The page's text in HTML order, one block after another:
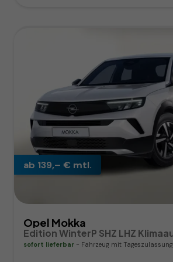
ab 139,– € mtl.
Opel Mokka
sofort lieferbar Fahrzeug mit Tageszulassung